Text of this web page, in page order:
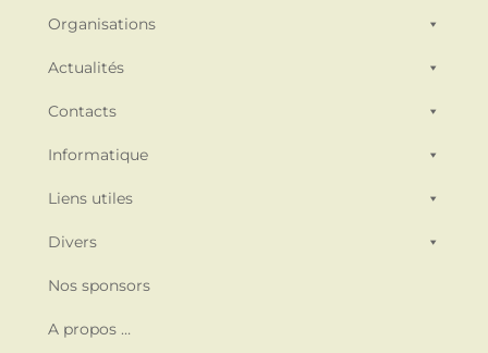
Organisations
Actualités
Contacts
Informatique
Liens utiles
Divers
Nos sponsors
A propos …